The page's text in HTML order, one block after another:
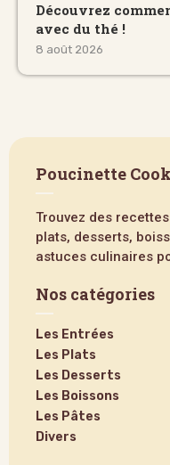
Découvrez
avec du thé !
8 août 2026
Poucinette Cook
Trouvez des
plats, desserts,
astuces culinaires
Nos catégories
Les Entrées
Les Plats
Les Desserts
Les Boissons
Les Pâtes
Divers